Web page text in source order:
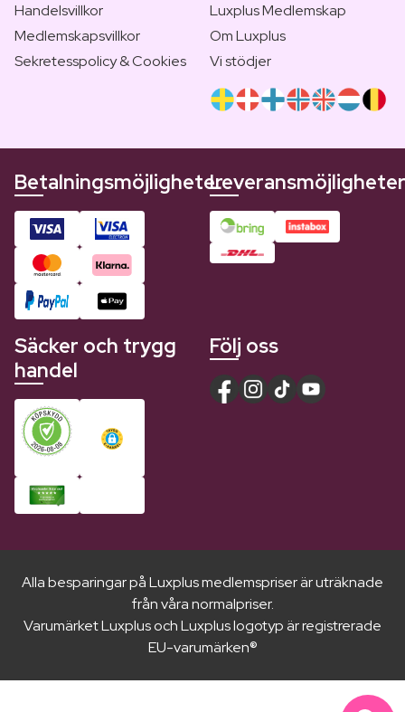
Handelsvillkor
Medlemskapsvillkor
Sekretesspolicy & Cookies
Luxplus Medlemskap
Om Luxplus
Vi stödjer
BetalningsmöjligheterLeveransmöjligheter
Säcker och trygg
handel
Följ oss
Alla besparingar på Luxplus medlemspriser är uträknade
från våra normalpriser.
Varumärket Luxplus och Luxplus logotyp är registrerade
EU-varumärken®